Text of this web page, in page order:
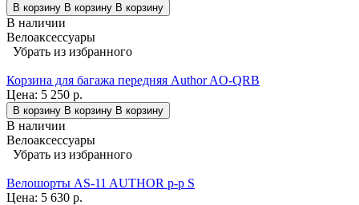
В корзину В корзину В корзину
В наличии
Велоаксессуары
Убрать из избранного
Корзина для багажа передняя Author AO-QRB
Цена: 5 250 р.
В корзину В корзину В корзину
В наличии
Велоаксессуары
Убрать из избранного
Велошорты AS-11 AUTHOR р-р S
Цена: 5 630 р.